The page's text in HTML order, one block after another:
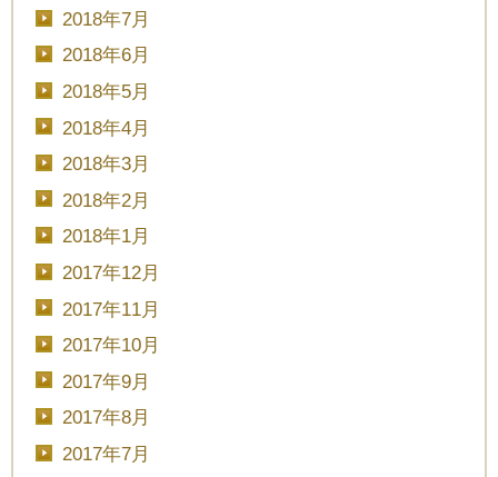
2018年7月
2018年6月
2018年5月
2018年4月
2018年3月
2018年2月
2018年1月
2017年12月
2017年11月
2017年10月
2017年9月
2017年8月
2017年7月
TEL.0120-117-548